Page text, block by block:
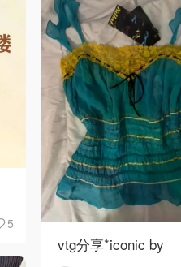
5
vtg分享*iconic by ___